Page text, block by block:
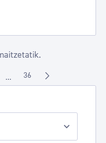
TAB to navigate.
...Intermediate Pages Use TAB
Orrialdea
36